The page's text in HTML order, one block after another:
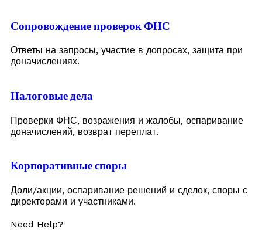
Сопровождение проверок ФНС
Ответы на запросы, участие в допросах, защита при
доначислениях.
Налоговые дела
Проверки ФНС, возражения и жалобы, оспаривание
доначислений, возврат переплат.
Корпоративные споры
Доли/акции, оспаривание решений и сделок, споры с
директорами и участниками.
Need Help?